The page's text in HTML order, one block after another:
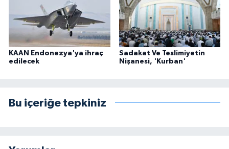
KAAN Endonezya'ya ihraç
edilecek
Sadakat Ve Teslimiyetin
Nişanesi, 'Kurban'
Bu içeriğe tepkiniz